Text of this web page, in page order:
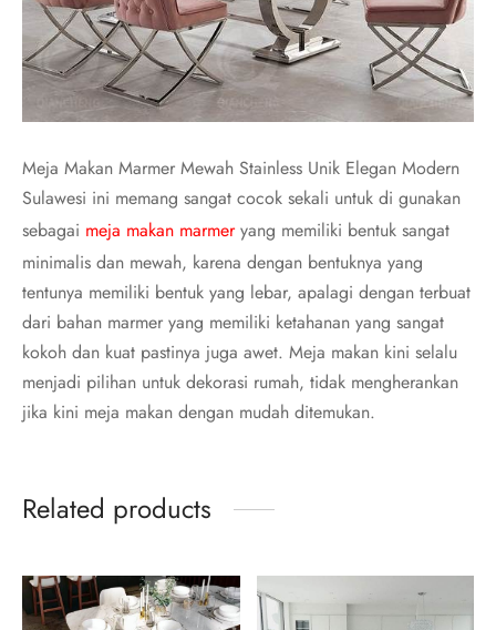
Meja Makan Marmer Mewah Stainless Unik Elegan Modern
Sulawesi ini memang sangat cocok sekali untuk di gunakan
sebagai meja makan marmeryang memiliki bentuk sangat
minimalis dan mewah, karena dengan bentuknya yang
tentunya memiliki bentuk yang lebar, apalagi dengan terbuat
dari bahan marmer yang memiliki ketahanan yang sangat
kokoh dan kuat pastinya juga awet. Meja makan kini selalu
menjadi pilihan untuk dekorasi rumah, tidak mengherankan
jika kini meja makan dengan mudah ditemukan.
Related products